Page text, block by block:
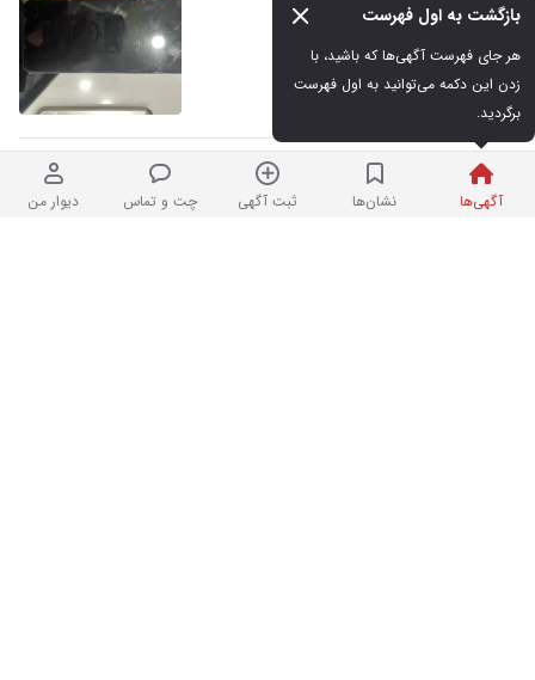
آگهی‌ها
بازگشت به اول فهرست
برگردید.
نشان‌ها ثبت آگهی چت و تماس دیوار من
۱۹,۰۰۰,۰۰۰ تومان
۲ هفته پیش
آیفون ۱۶ پرومکس مینی